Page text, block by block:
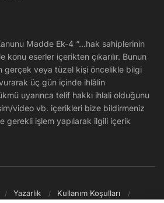
Madde Ek-4 “…hak sahiplerinin
konu eserler içerikten çıkarılır. Bunun
gerçek veya tüzel kişi öncelikle bilgi
üç gün içinde ihlâlin
uyarınca telif hakkı ihlali olduğunu
video vb. içerikleri bize bildirmeniz
gerekli işlem yapılarak ilgili içerik
Yazarlık
Kullanım Koşulları